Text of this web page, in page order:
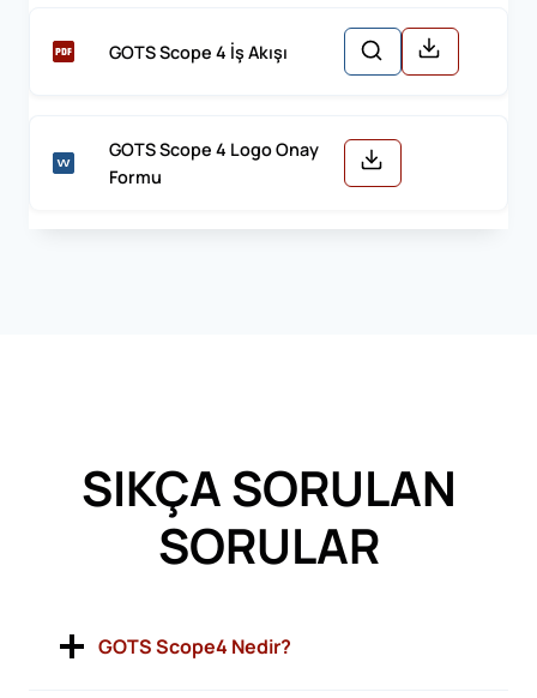
GOTS Scope 4 İş Akışı
GOTS Scope 4 Logo Onay
Formu
SIKÇA SORULAN
SORULAR
GOTS Scope4 Nedir?